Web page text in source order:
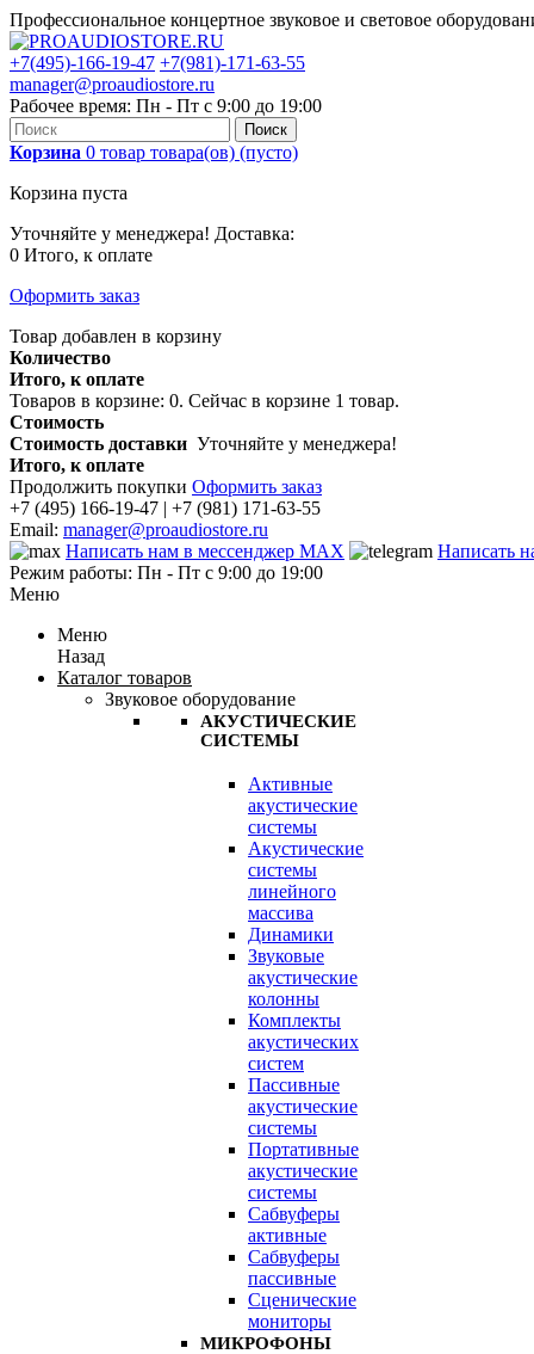
Профессиональное концертное звуковое и световое
+7(495)-166-19-47 +7(981)-171-63-55
manager@proaudiostore.ru
Рабочее время: Пн - Пт с 9:00 до 19:00
Поиск
Корзина 0 товар товара(ов) (пусто)
Корзина пуста
Уточняйте у менеджера! Доставка:
0 Итого, к оплате
Оформить заказ
Товар добавлен в корзину
Количество
Итого, к оплате
Товаров в корзине: 0. Сейчас в корзине 1 товар.
Стоимость
Стоимость доставки Уточняйте у менеджера!
Итого, к оплате
Продолжить покупки Оформить заказ
+7 (495) 166-19-47 | +7 (981) 171-63-55
Email: manager@proaudiostore.ru
Написать нам в мессенджер MAX
Написать
Режим работы: Пн - Пт с 9:00 до 19:00
Меню
Меню
Назад
Каталог товаров
Звуковое оборудование
АКУСТИЧЕСКИЕ
СИСТЕМЫ
Активные
акустические
системы
Акустические
системы
линейного
массива
Динамики
Звуковые
акустические
колонны
Комплекты
акустических
систем
Пассивные
акустические
системы
Портативные
акустические
системы
Сабвуферы
активные
Сабвуферы
пассивные
Сценические
мониторы
МИКРОФОНЫ